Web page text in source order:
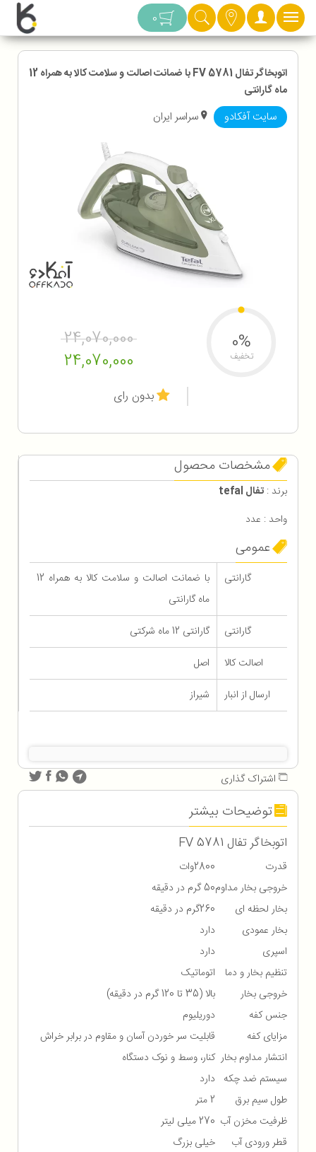
دسته بندی 0
اتوبخاگر تفال FV 5781 با ضمانت اصالت و سلامت کالا به همراه 12
ماه گارانتی
سایت آفکادو سراسر ایران
24,070,000
24,070,000
0%
تخفیف
بدون رای
مشخصات محصول
برند : تفال tefal
واحد : عدد
عمومی
گارانتی
با ضمانت اصالت و سلامت کالا به همراه 12
ماه گارانتی
گارانتی
گارانتی 12 ماه شرکتی
اصالت کالا
اصل
ارسال از انبار
شیراز
اشتراک گذاری
توضیحات بیشتر
اتوبخاگر تفال FV 5781
قدرت
2800وات
خروجی بخار مداوم50 گرم در دقیقه
بخار لحظه ای
260گرم در دقیقه
بخار عمودی
دارد
اسپری
دارد
تنظیم بخار و دما
اتوماتیک
خروجی بخار
بالا (35 تا 120 گرم در دقیقه)
جنس کفه
دوریلیوم
مزایای کفه
قابلیت سر خوردن آسان و مقاوم در برابر خراش
انتشار مداوم بخار کنار، وسط و نوک دستگاه
سیستم ضد چکه دارد
طول سیم برق
2 متر
ظرفیت مخزن آب 270 میلی لیتر
قطر ورودی آب
خیلی بزرگ